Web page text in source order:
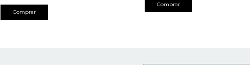
Comprar
Comprar